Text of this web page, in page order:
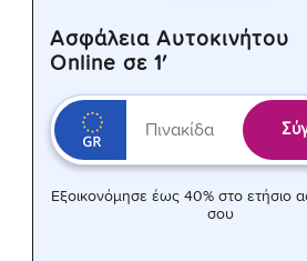
Ασφάλεια Αυτοκινήτου
Online σε 1′
Εξοικονόμησε έως 40% στο ετήσιο
σου